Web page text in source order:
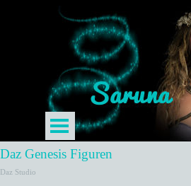
Daz Genesis Figuren
Daz Studio